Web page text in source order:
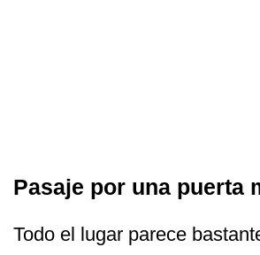
Pasaje por una puerta
Todo el lugar parece